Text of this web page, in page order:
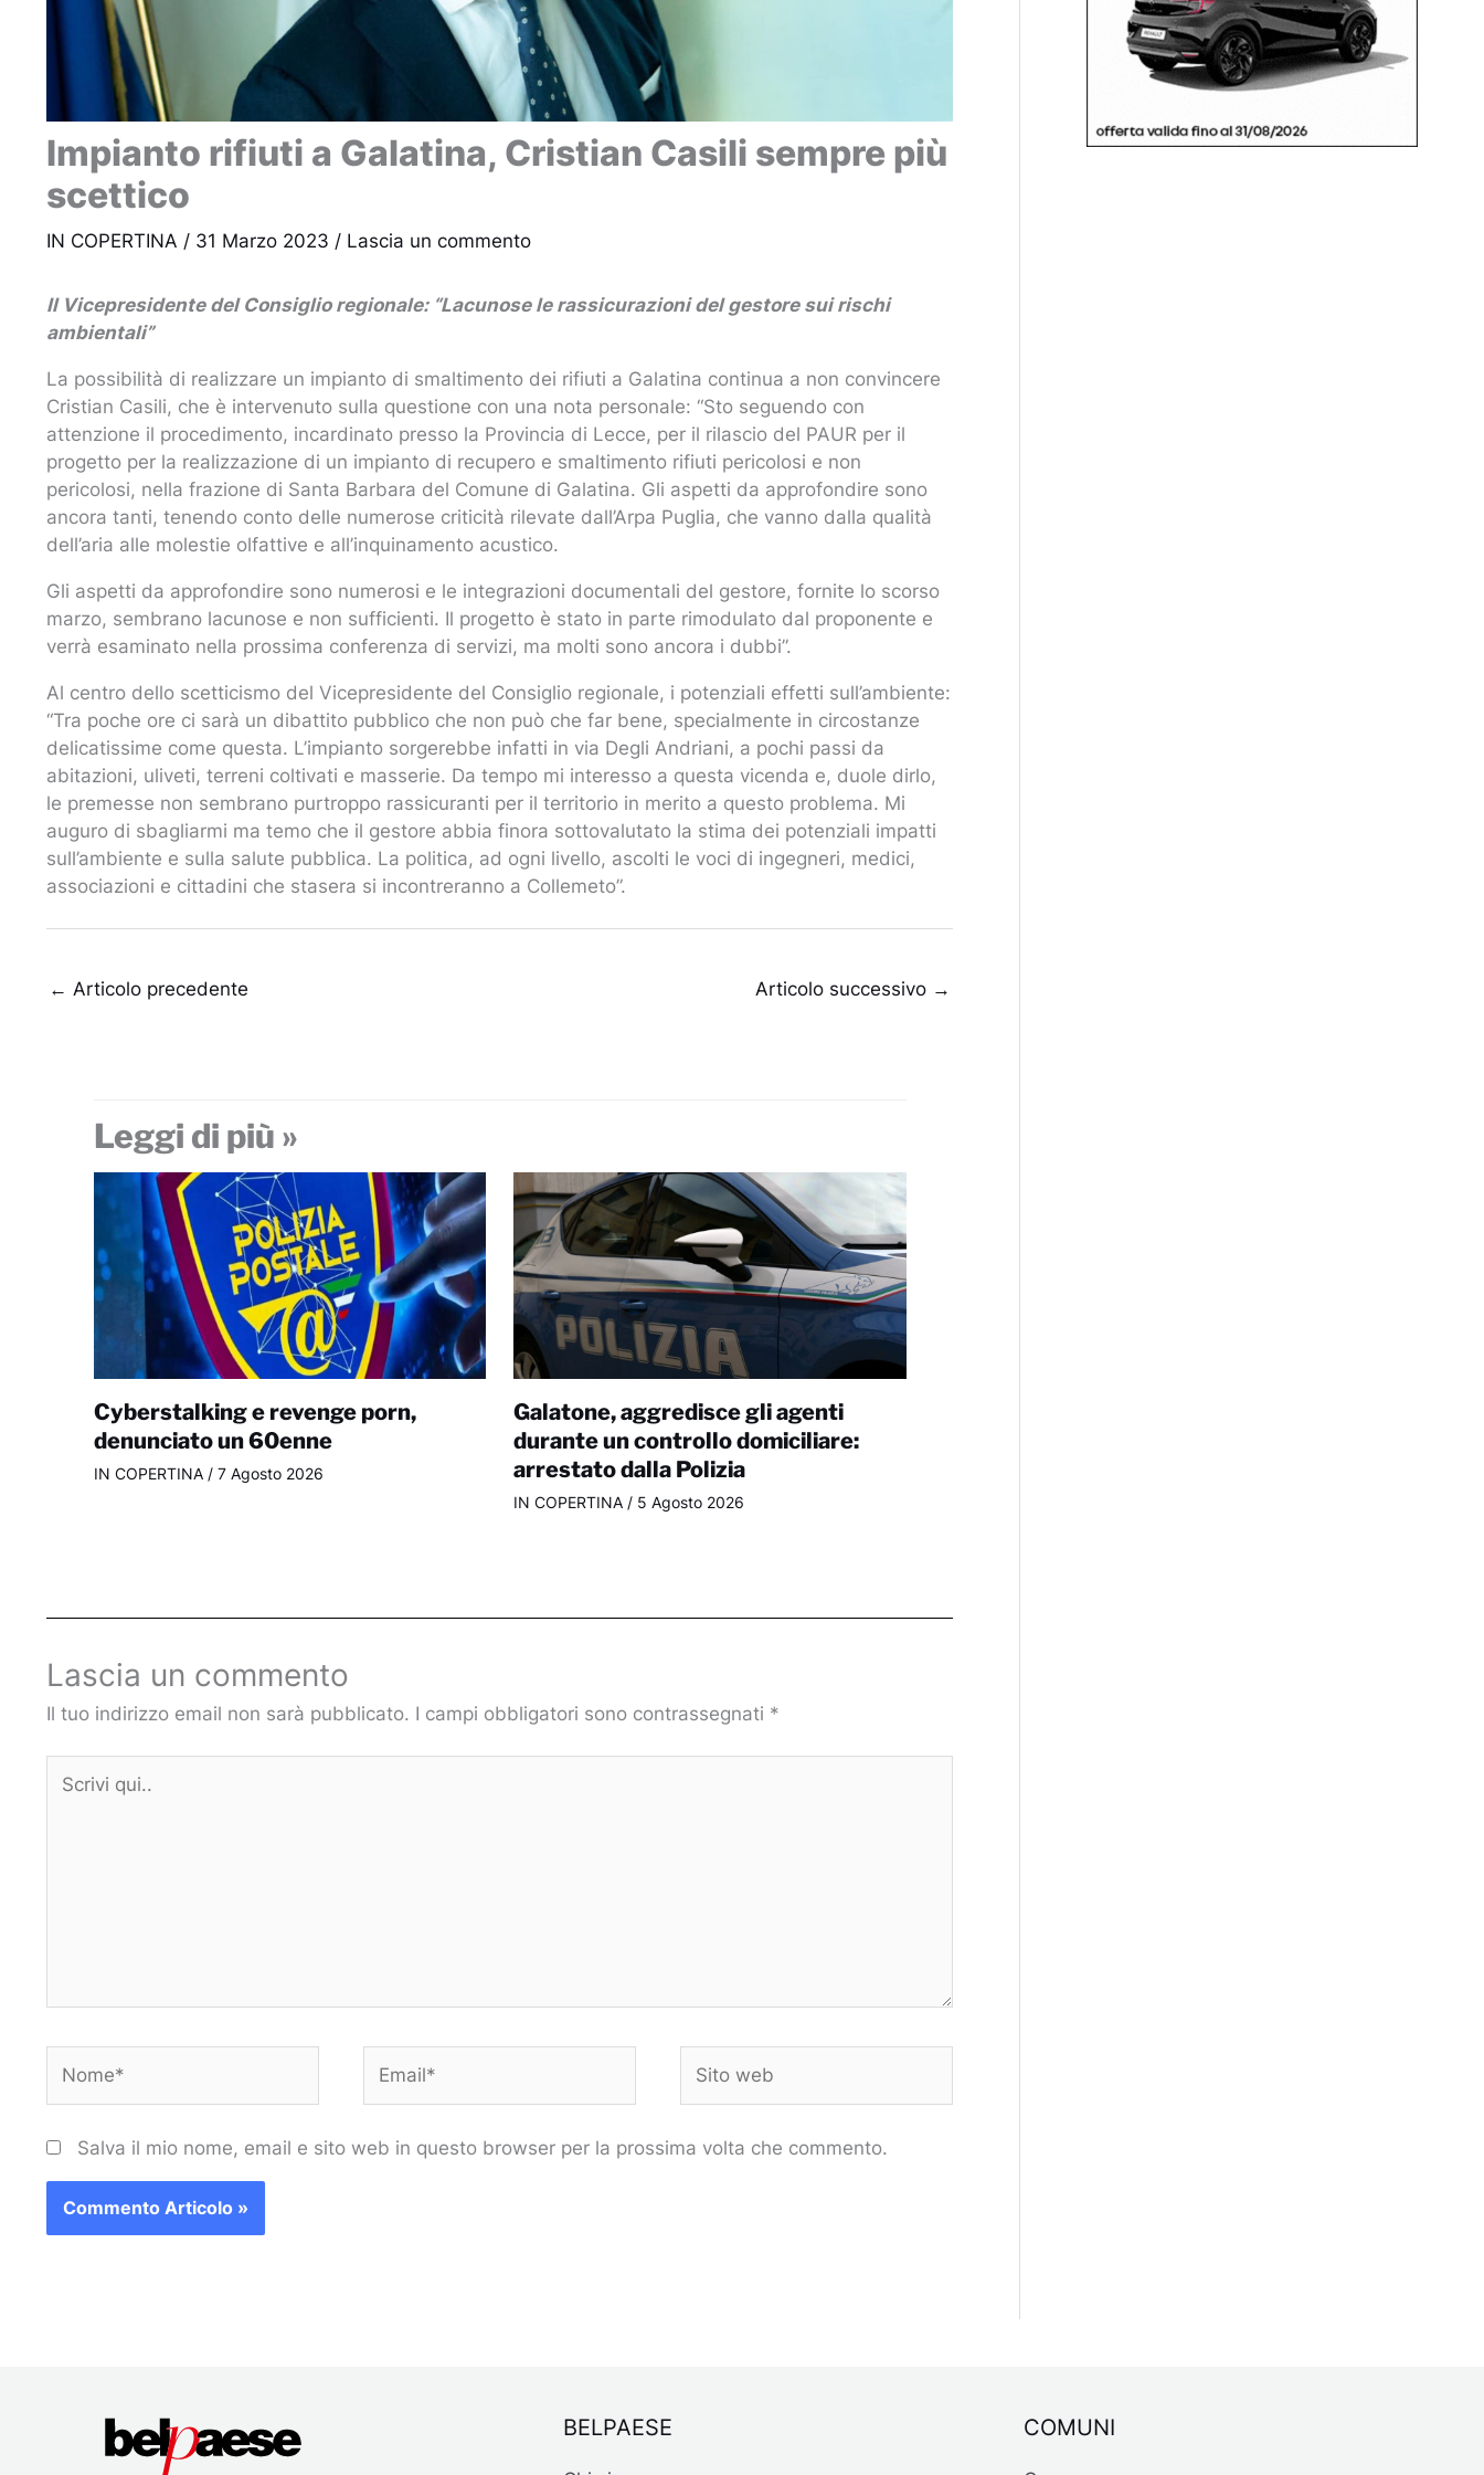
Impianto rifiuti a Galatina, Cristian Casili sempre più
scettico
IN COPERTINA / 31 Marzo 2023 / Lascia un commento
Il Vicepresidente del Consiglio regionale: “Lacunose le rassicurazioni del gestore sui rischi
ambientali”
La possibilità di realizzare un impianto di smaltimento dei rifiuti a Galatina continua a non convincere
Cristian Casili, che è intervenuto sulla questione con una nota personale: “Sto seguendo con
attenzione il procedimento, incardinato presso la Provincia di Lecce, per il rilascio del PAUR per il
progetto per la realizzazione di un impianto di recupero e smaltimento rifiuti pericolosi e non
pericolosi, nella frazione di Santa Barbara del Comune di Galatina. Gli aspetti da approfondire sono
ancora tanti, tenendo conto delle numerose criticità rilevate dall’Arpa Puglia, che vanno dalla qualità
dell’aria alle molestie olfattive e all’inquinamento acustico.
Gli aspetti da approfondire sono numerosi e le integrazioni documentali del gestore, fornite lo scorso
marzo, sembrano lacunose e non sufficienti. Il progetto è stato in parte rimodulato dal proponente e
verrà esaminato nella prossima conferenza di servizi, ma molti sono ancora i dubbi”.
Al centro dello scetticismo del Vicepresidente del Consiglio regionale, i potenziali effetti sull’ambiente:
“Tra poche ore ci sarà un dibattito pubblico che non può che far bene, specialmente in circostanze
delicatissime come questa. L’impianto sorgerebbe infatti in via Degli Andriani, a pochi passi da
abitazioni, uliveti, terreni coltivati e masserie. Da tempo mi interesso a questa vicenda e, duole dirlo,
le premesse non sembrano purtroppo rassicuranti per il territorio in merito a questo problema. Mi
auguro di sbagliarmi ma temo che il gestore abbia finora sottovalutato la stima dei potenziali impatti
sull’ambiente e sulla salute pubblica. La politica, ad ogni livello, ascolti le voci di ingegneri, medici,
associazioni e cittadini che stasera si incontreranno a Collemeto”.
← Articolo precedente Articolo successivo →
Leggi di più »
Cyberstalking e revenge porn,
denunciato un 60enne
IN COPERTINA/ 7 Agosto 2026
Galatone, aggredisce gli agenti
durante un controllo domiciliare:
arrestato dalla Polizia
IN COPERTINA / 5 Agosto 2026
Lascia un commento
Il tuo indirizzo email non sarà pubblicato. I campi obbligatori sono contrassegnati *
qui..
web
Salva il mio nome, email e sito web in questo browser per la prossima volta che commento.
BELPAESE COMUNI